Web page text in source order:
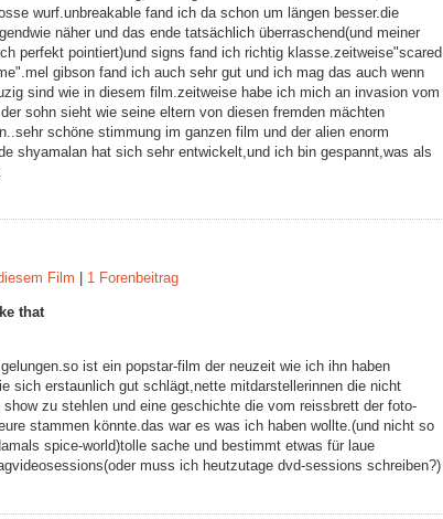
wurf.unbreakable fand ich da schon um längen besser.die
näher und das ende tatsächlich überraschend(und meiner
perfekt pointiert)und signs fand ich richtig klasse.zeitweise"scared
gibson fand ich auch sehr gut und ich mag das auch wenn
sind wie in diesem film.zeitweise habe ich mich an invasion vom
sohn sieht wie seine eltern von diesen fremden mächten
schöne stimmung im ganzen film und der alien enorm
shyamalan hat sich sehr entwickelt,und ich bin gespannt,was als
Film 1 Forenbeitrag
that
ist ein popstar-film der neuzeit wie ich ihn haben
sich erstaunlich gut schlägt,nette mitdarstellerinnen die nicht
zu stehlen und eine geschichte die vom reissbrett der foto-
stammen könnte.das war es was ich haben wollte.(und nicht so
spice-world)tolle sache und bestimmt etwas für laue
muss ich heutzutage dvd-sessions schreiben?)